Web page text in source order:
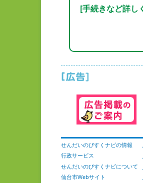
[手続きなど詳し
せんだいのびすくナビの情報
行政サービス
せんだいのびすくナビについて
仙台市Webサイト